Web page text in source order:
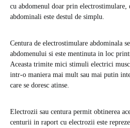
cu abdomenul doar prin electrostimulare,
abdominali este destul de simplu.
Centura de electrostimulare abdominala
abdomenului si este mentinuta in loc
Aceasta trimite mici stimuli electrici
intr-o maniera mai mult sau mai putin
care se doresc atinse.
Electrozii sau centura permit obtinerea
centurii in raport cu electrozii este